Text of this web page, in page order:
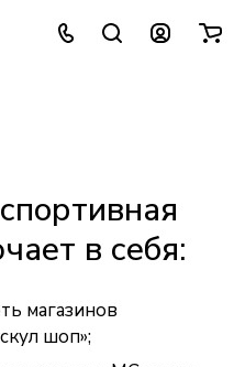
в себя:
магазинов
шоп»;